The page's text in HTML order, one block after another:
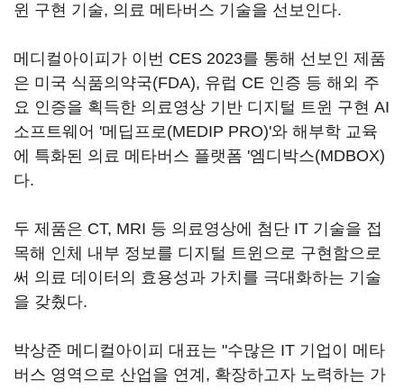
윈 구현 기술, 의료 메타버스 기술을 선보인다.
메디컬아이피가 이번 CES 2023를 통해 선보인 제품
은 미국 식품의약국(FDA), 유럽 CE 인증 등 해외 주
요 인증을 획득한 의료영상 기반 디지털 트윈 구현 AI
소프트웨어 '메딥프로(MEDIP PRO)'와 해부학 교육
에 특화된 의료 메타버스 플랫폼 '엠디박스(MDBOX)
다.
두 제품은 CT, MRI 등 의료영상에 첨단 IT 기술을 접
목해 인체 내부 정보를 디지털 트윈으로 구현함으로
써 의료 데이터의 효용성과 가치를 극대화하는 기술
을 갖췄다.
박상준 메디컬아이피 대표는 "수많은 IT 기업이 메타
버스 영역으로 산업을 연계, 확장하고자 노력하는 가